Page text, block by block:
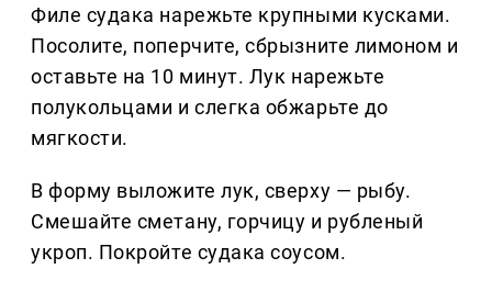
Филе судака нарежьте крупными кусками.
Посолите, поперчите, сбрызните лимоном и
оставьте на 10 минут. Лук нарежьте
полукольцами и слегка обжарьте до
мягкости.
В форму выложите лук, сверху — рыбу.
Смешайте сметану, горчицу и рубленый
укроп. Покройте судака соусом.